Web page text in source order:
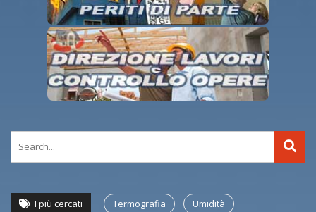
I più cercati Termografia Umidità